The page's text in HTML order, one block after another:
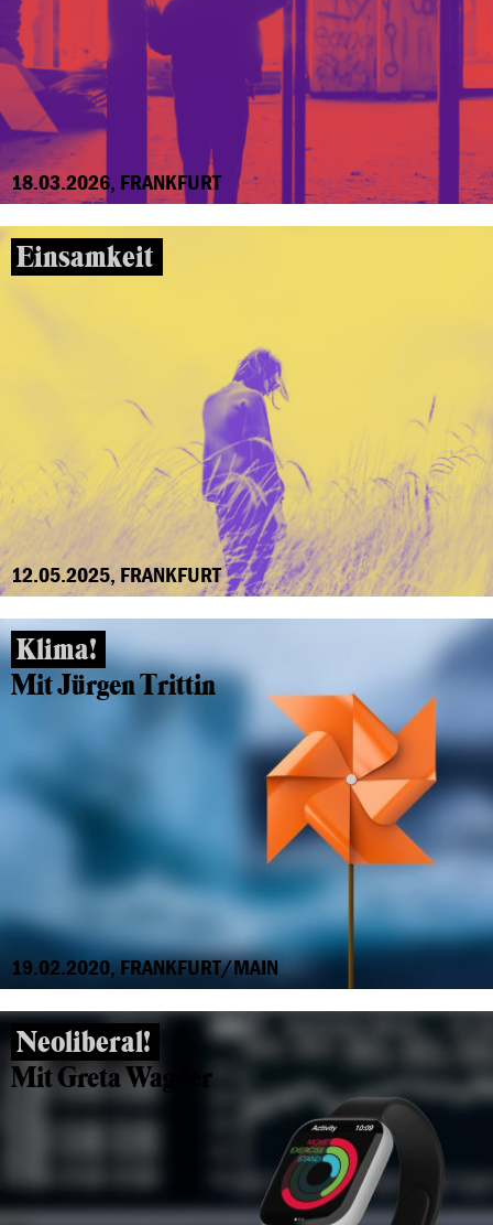
18.03.2026, FRANKFURT
Einsamkeit
12.05.2025, FRANKFURT
Klima!
Mit Jürgen Trittin
19.02.2020, FRANKFURT/MAIN
Neoliberal!
Mit Greta Wagner